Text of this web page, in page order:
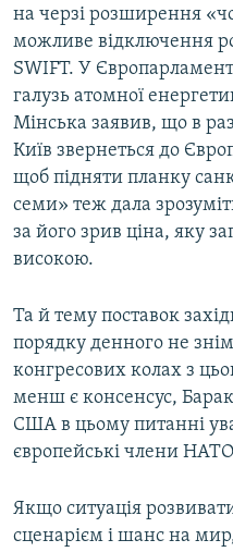
на черзі розширення
можливе відключення
SWIFT. У
галузь атомної
Мінська заявив, що в
Київ звернеться до
щоб підняти планку
семи» теж дала
за його зрив ціна, яку
високою.
Та й тему поставок
порядку денного не
конгресових колах з
менш є консенсус,
США в цьому питанні
європейські члени
Якщо ситуація
сценарієм і шанс на